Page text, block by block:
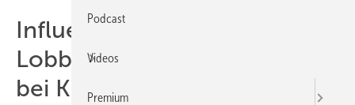
Influencemap beleuchtet
Lobby deutscher Autobauer
bei Klimapolitik
Podcast
Videos
Premium